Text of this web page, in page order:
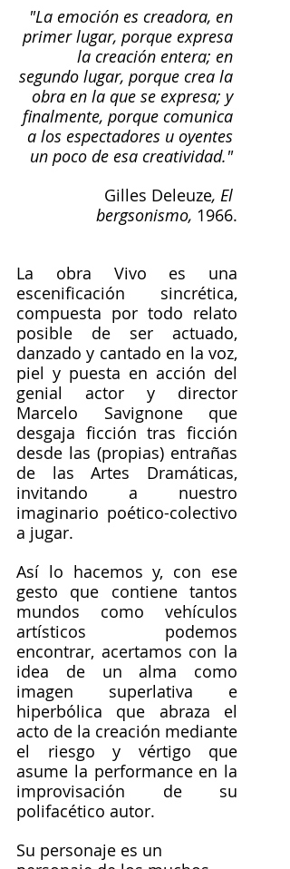
"La emoción es creadora, en
primer lugar, porque expresa
la creación entera; en
segundo lugar, porque crea la
obra en la que se expresa; y
finalmente, porque comunica
a los espectadores u oyentes
un poco de esa creatividad."
Gilles Deleuze, El
bergsonismo, 1966.
La obra Vivo es una
escenificación sincrética,
compuesta por todo relato
posible de ser actuado,
danzado y cantado en la voz,
piel y puesta en acción del
genial actor y director
Marcelo Savignone que
desgaja ficción tras ficción
desde las (propias) entrañas
de las Artes Dramáticas,
invitando a nuestro
imaginario poético-colectivo
a jugar.
Así lo hacemos y, con ese
gesto que contiene tantos
mundos como vehículos
artísticos podemos
encontrar, acertamos con la
idea de un alma como
imagen superlativa e
hiperbólica que abraza el
acto de la creación mediante
el riesgo y vértigo que
asume la performance en la
improvisación de su
polifacético autor.
Su personaje es un